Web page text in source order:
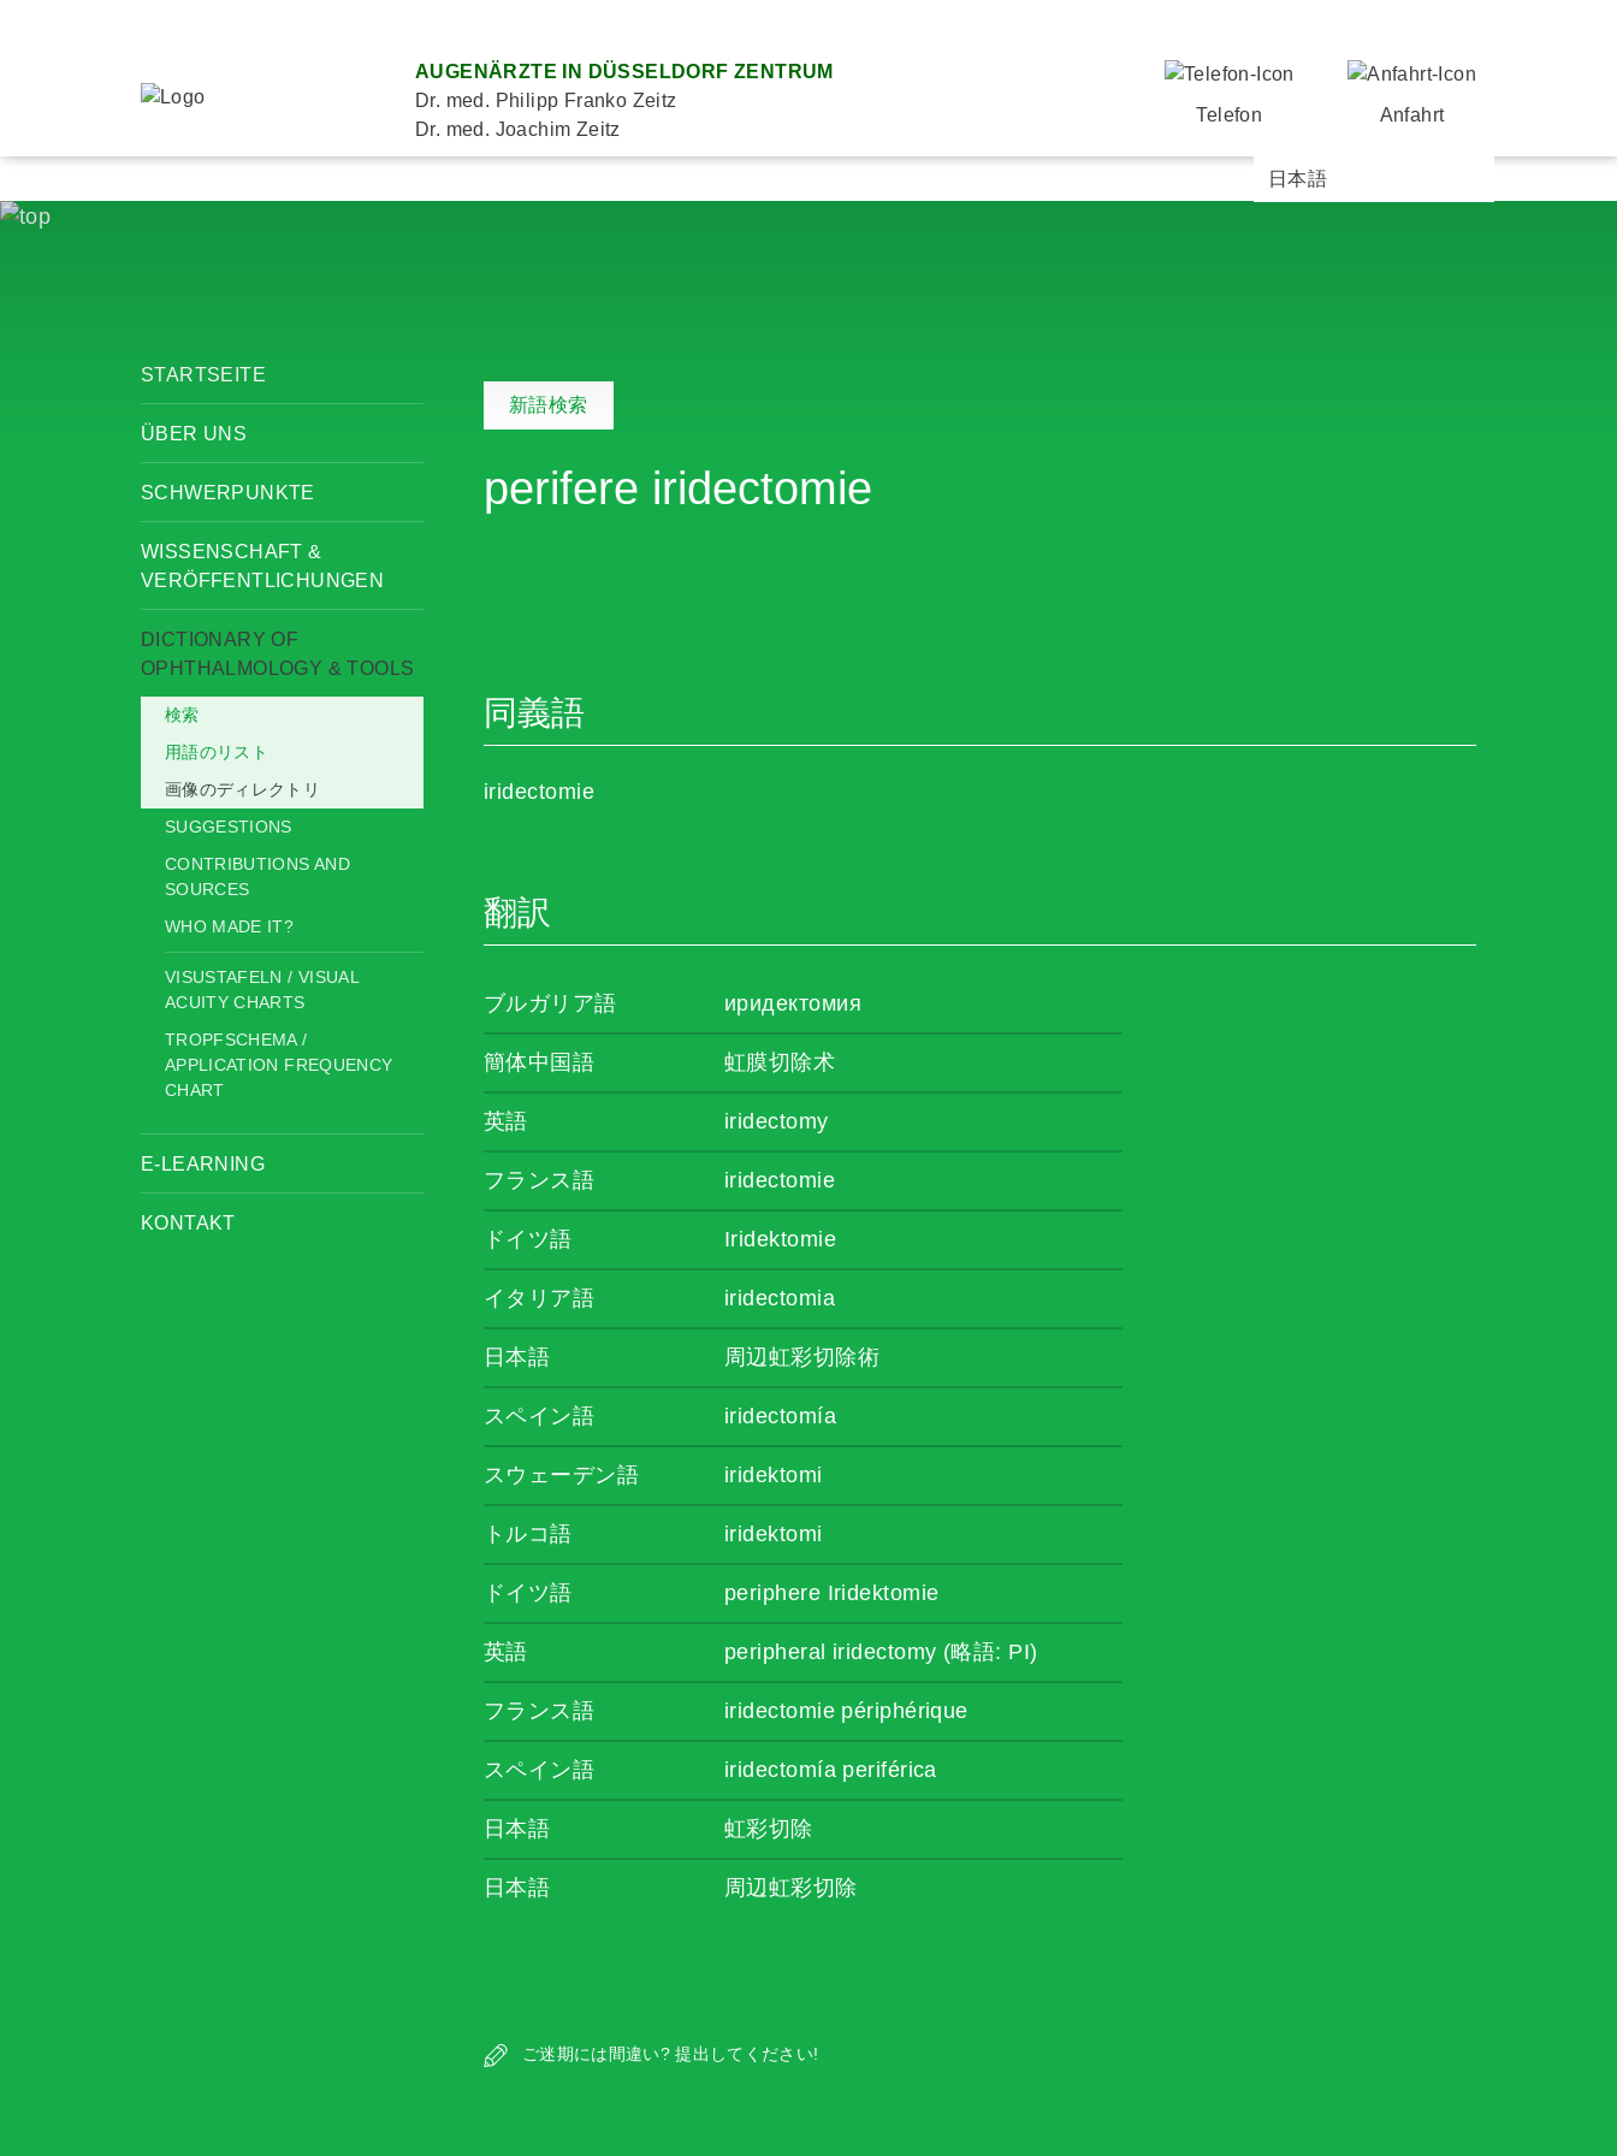
AUGENÄRZTE IN DÜSSELDORF ZENTRUM
Dr. med. Philipp Franko Zeitz
Dr. med. Joachim Zeitz
Telefon Anfahrt
日本語
STARTSEITE
ÜBER UNS
SCHWERPUNKTE
WISSENSCHAFT &
VERÖFFENTLICHUNGEN
DICTIONARY OF
OPHTHALMOLOGY & TOOLS
検索
用語のリスト
画像のディレクトリ
SUGGESTIONS
CONTRIBUTIONS AND
SOURCES
WHO MADE IT?
VISUSTAFELN / VISUAL
ACUITY CHARTS
TROPFSCHEMA /
APPLICATION FREQUENCY
CHART
E-LEARNING
KONTAKT
新語検索
perifere iridectomie
同義語
iridectomie
翻訳
ブルガリア語 иридектомия
簡体中国語 虹膜切除术
英語 iridectomy
フランス語 iridectomie
ドイツ語 Iridektomie
イタリア語 iridectomia
日本語 周辺虹彩切除術
スペイン語 iridectomía
スウェーデン語 iridektomi
トルコ語 iridektomi
ドイツ語 periphere Iridektomie
英語 peripheral iridectomy (略語: PI)
フランス語 iridectomie périphérique
スペイン語 iridectomía periférica
日本語 虹彩切除
日本語 周辺虹彩切除
ご迷期には間違い? 提出してください!